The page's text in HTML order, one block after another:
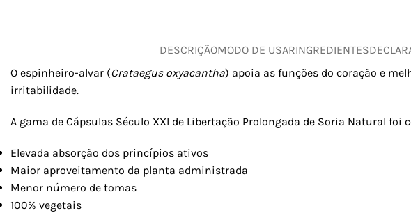
DESCRIÇÃOMODO DE USARINGREDIENTES
O espinheiro-alvar (Crataegus oxyacantha) apoia as funções do coração e
irritabilidade.
A gama de Cápsulas Século XXI de Libertação Prolongada de Soria Natural
Elevada absorção dos princípios ativos
Maior aproveitamento da planta administrada
Menor número de tomas
100% vegetais